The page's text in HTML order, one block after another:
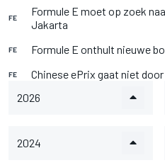
FE
Formule E moet op zoek
Jakarta
FE Formule E onthult nieuwe
FE
Chinese ePrix gaat niet
2026
2024